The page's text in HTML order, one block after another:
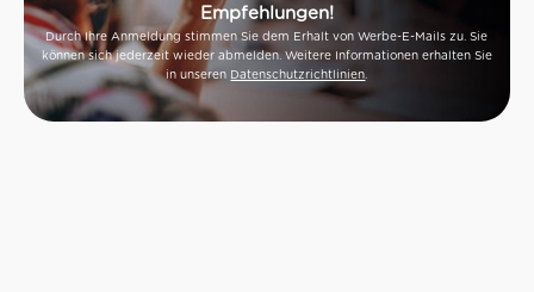
Empfehlungen!
Durch Ihre Anmeldung stimmen Sie dem Erhalt von Werbe-E-Mails zu. Sie
können sich jederzeit wieder abmelden. Weitere Informationen erhalten Sie
in unseren Datenschutzrichtlinien